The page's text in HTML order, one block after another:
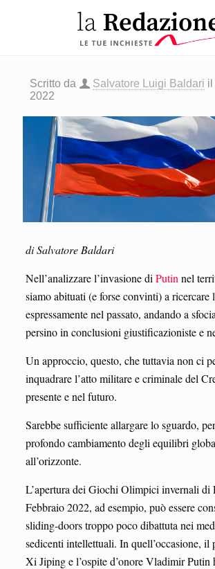
Scritto da Salvatore Luigi Baldari il
2022
di Salvatore Baldari
Nell’analizzare l’invasione di Putin nel
siamo abituati (e forse convinti) a ricercare
espressamente nel passato, andando a
persino in conclusioni giustificazioniste e
Un approccio, questo, che tuttavia non ci
inquadrare l’atto militare e criminale del
presente e nel futuro.
Sarebbe sufficiente allargare lo sguardo,
profondo cambiamento degli equilibri
all’orizzonte.
L’apertura dei Giochi Olimpici invernali di
Febbraio 2022, ad esempio, può essere
sliding-doors troppo poco dibattuta nei
sedicenti intellettuali. In quell’occasione, il
Xi Jiping e l’ospite d’onore Vladimir Putin